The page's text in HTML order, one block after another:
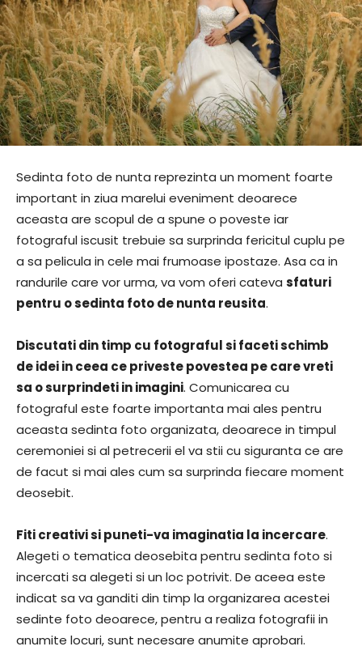
Sedinta foto de nunta reprezinta un moment foarte
important in ziua marelui eveniment deoarece
aceasta are scopul de a spune o poveste iar
fotograful iscusit trebuie sa surprinda fericitul cuplu pe
a sa pelicula in cele mai frumoase ipostaze. Asa ca in
randurile care vor urma, va vom oferi cateva sfaturi
pentru o sedinta foto de nunta reusita.
Discutati din timp cu fotograful si faceti schimb
de idei in ceea ce priveste povestea pe care vreti
sa o surprindeti in imagini. Comunicarea cu
fotograful este foarte importanta mai ales pentru
aceasta sedinta foto organizata, deoarece in timpul
ceremoniei si al petrecerii el va stii cu siguranta ce are
de facut si mai ales cum sa surprinda fiecare moment
deosebit.
Fiti creativi si puneti-va imaginatia la incercare.
Alegeti o tematica deosebita pentru sedinta foto si
incercati sa alegeti si un loc potrivit. De aceea este
indicat sa va ganditi din timp la organizarea acestei
sedinte foto deoarece, pentru a realiza fotografii in
anumite locuri, sunt necesare anumite aprobari.